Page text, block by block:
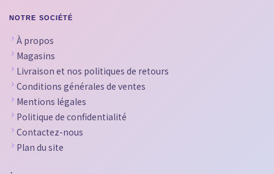
NOTRE SOCIÉTÉ
À propos
Magasins
Livraison et nos politiques de retours
Conditions générales de ventes
Mentions légales
Politique de confidentialité
Contactez-nous
Plan du site